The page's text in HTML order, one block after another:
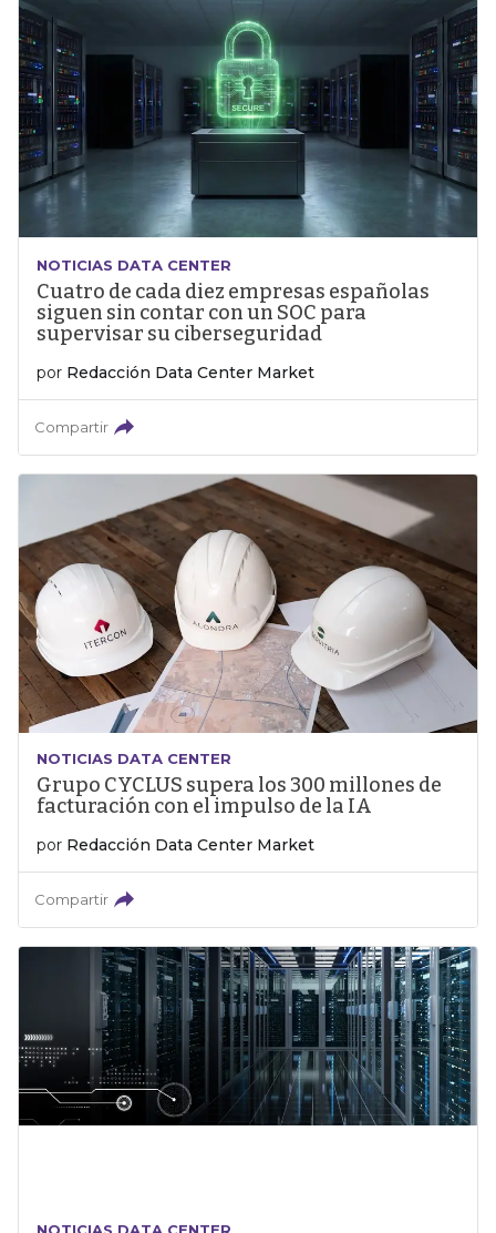
NOTICIAS DATA CENTER
Cuatro de cada diez empresas españolas
siguen sin contar con un SOC para
supervisar su ciberseguridad
por Redacción Data Center Market
Compartir
NOTICIAS DATA CENTER
Grupo CYCLUS supera los 300 millones de
facturación con el impulso de la IA
por Redacción Data Center Market
Compartir